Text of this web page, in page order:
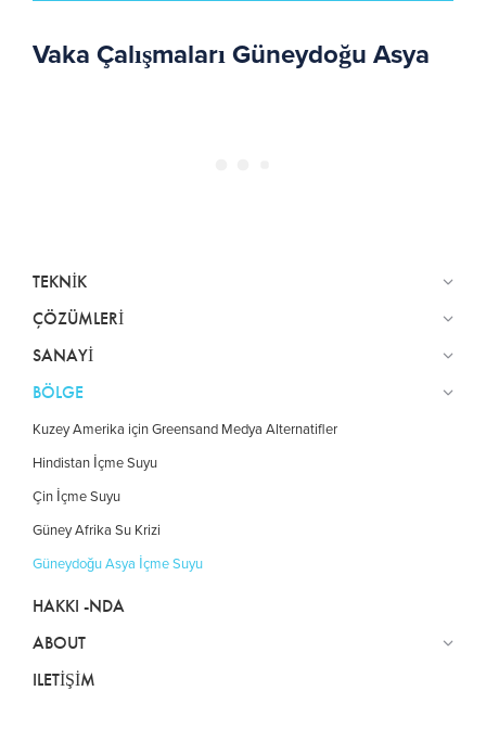
Vaka Çalışmaları Güneydoğu Asya
TEKNIK
ÇÖZÜMLERI
SANAYI
BÖLGE
Kuzey Amerika için Greensand Medya Alternatifler
Hindistan İçme Suyu
Çin İçme Suyu
Güney Afrika Su Krizi
Güneydoğu Asya İçme Suyu
HAKKI -NDA
ABOUT
ILETIŞIM